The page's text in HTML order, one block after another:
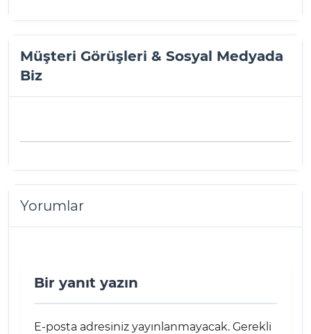
Müşteri Görüşleri & Sosyal Medyada
Biz
Yorumlar
Bir yanıt yazın
E-posta adresiniz yayınlanmayacak. Gerekli